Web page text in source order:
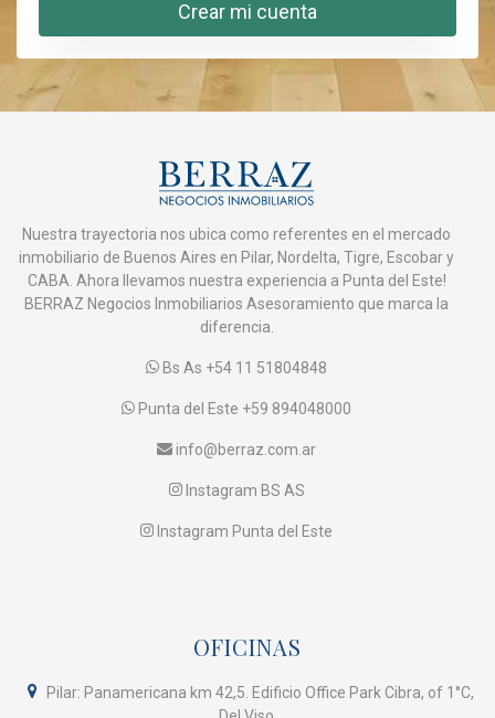
Crear mi cuenta
Nuestra trayectoria nos ubica como referentes en el mercado
inmobiliario de Buenos Aires en Pilar, Nordelta, Tigre, Escobar y
CABA. Ahora llevamos nuestra experiencia a Punta del Este!
BERRAZ Negocios Inmobiliarios Asesoramiento que marca la
diferencia.
Bs As +54 11 51804848
Punta del Este +59 894048000
info@berraz.com.ar
Instagram BS AS
Instagram Punta del Este
OFICINAS
Pilar: Panamericana km 42,5. Edificio Office Park Cibra, of 1°C,